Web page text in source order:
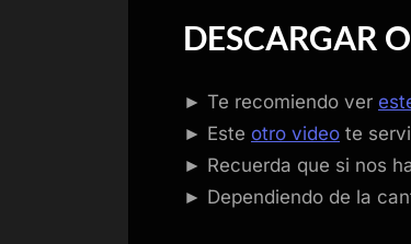
DESCARGAR
► Te recomiendo ver
► Este otro video te
► Recuerda que si nos
► Dependiendo de la